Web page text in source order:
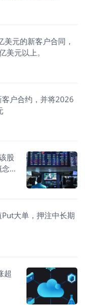
元的新客户合同，
元以上。
户合约，并将2026
股
大单，押注中长期
超